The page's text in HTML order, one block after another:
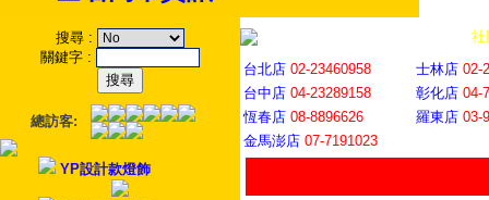
搜尋 :
關鍵字 :
總訪客:
YP設計款燈飾
社
台北店 02-23460958 士林店 02-
台中店 04-23289158 彰化店 04-
恆春店 08-8896626 羅東店 03-
金馬澎店 07-7191023